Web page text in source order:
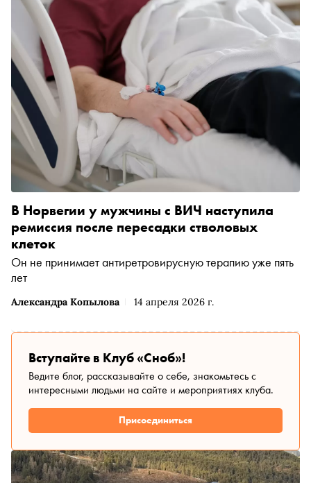
личное дело прославленного литературного героя, чтобы
понять, каким изначально его видел его создатель —
норвежский писатель Ю Несбё
Александра Копылова 14 апреля 2026 г.
В Норвегии у мужчины с ВИЧ наступила
ремиссия после пересадки стволовых
клеток
Он не принимает антиретровирусную терапию уже пять
лет
Вступайте в Клуб «Сноб»!
Ведите блог, рассказывайте о себе, знакомьтесь с
интересными людьми на сайте и мероприятиях клуба.
Присоединиться